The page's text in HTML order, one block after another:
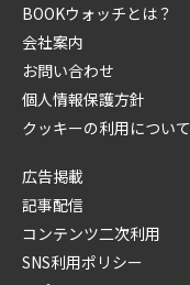
BOOKウォッチとは？
会社案内
お問い合わせ
個人情報保護方針
クッキーの利用について
広告掲載
記事配信
コンテンツ二次利用
SNS利用ポリシー